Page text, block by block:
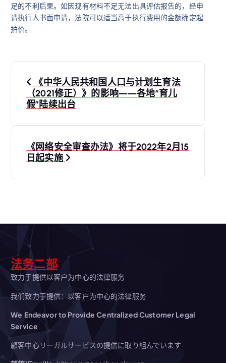
足的不利后果。如因现有材料不足无法出具评估报告的，经申
请执行人书面申请，法院可以适当高于执行费用的金额确定起
拍价。
文
章
航
《中华人民共和国人口与计划生育法
（2021修正）》的影响——各地“育儿
假”陆续出台
《网络安全审查办法》将于2022年2月15
日起实施
法务二部
致力于提供以客户为中心的法律服务
我们致力于提供：以客户为中心的法律服务
We Endeavor to Provide Centralized Customer Legal
Service
顧客中心リーガルサービスの提供に取り組んでいます